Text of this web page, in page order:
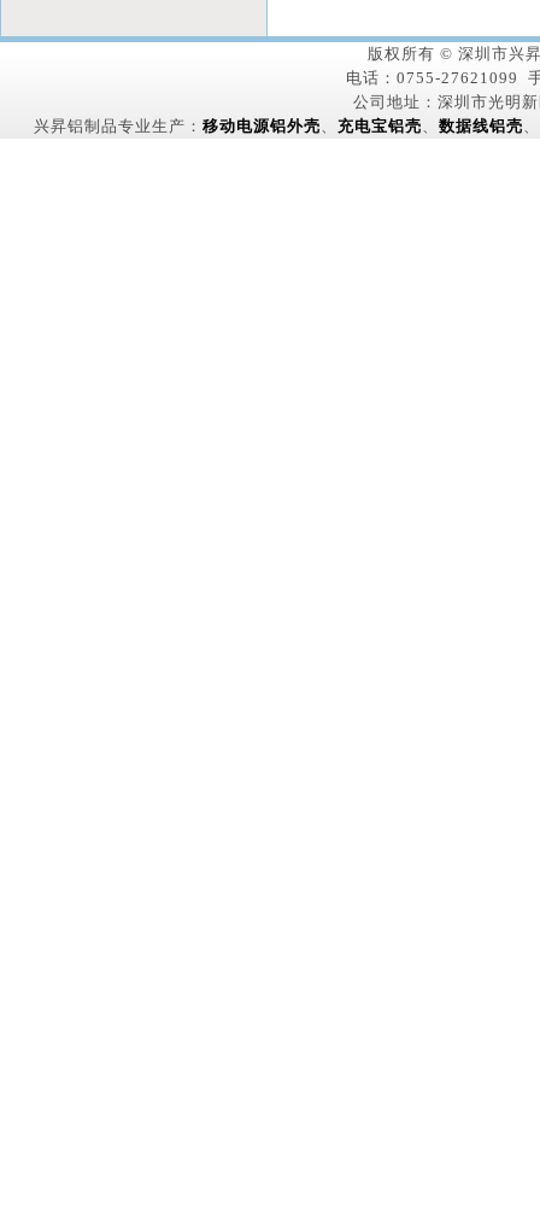
版权所有 © 深圳市兴
电话：0755-27621099
公司地址：深圳市光明
兴昇铝制品专业生产： 移动电源铝外壳、 充电宝铝壳、 数据线铝壳